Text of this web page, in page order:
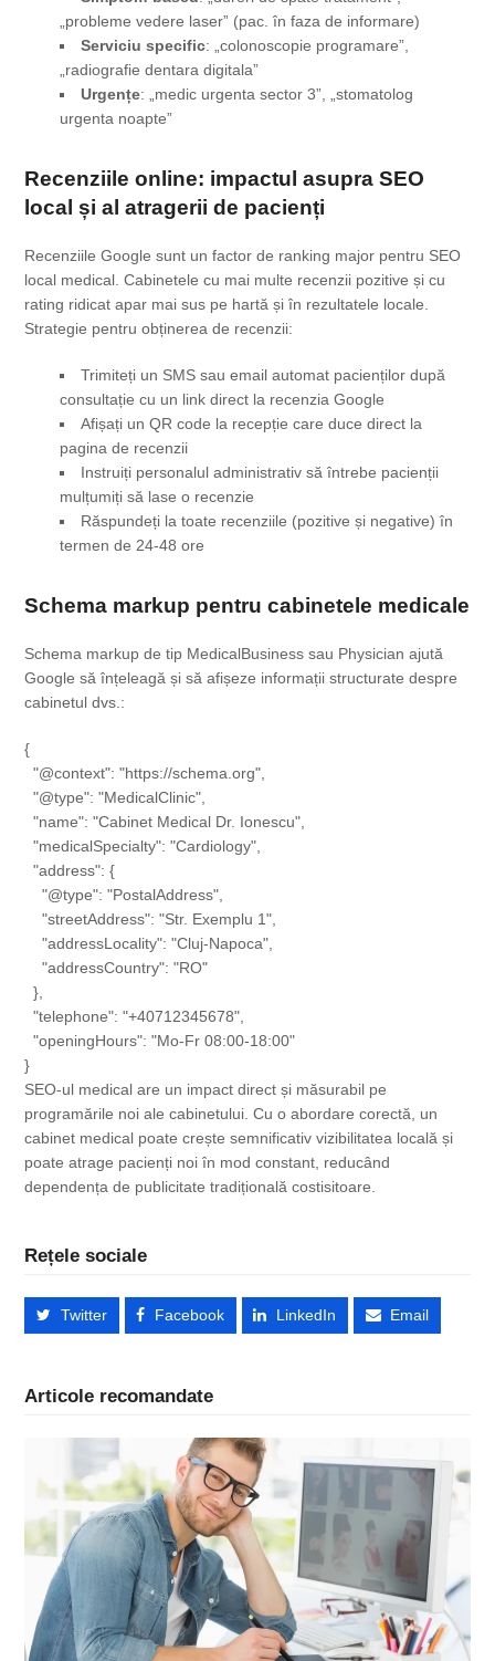
„probleme vedere laser” (pac. în faza de informare)
Serviciu specific: „colonoscopie programare”,
„radiografie dentara digitala”
Urgențe: „medic urgenta sector 3”, „stomatolog
urgenta noapte”
Recenziile online: impactul asupra SEO
local și al atragerii de pacienți
Recenziile Google sunt un factor de ranking major pentru SEO
local medical. Cabinetele cu mai multe recenzii pozitive și cu
rating ridicat apar mai sus pe hartă și în rezultatele locale.
Strategie pentru obținerea de recenzii:
Trimiteți un SMS sau email automat pacienților după
consultație cu un link direct la recenzia Google
Afișați un QR code la recepție care duce direct la
pagina de recenzii
Instruiți personalul administrativ să întrebe pacienții
mulțumiți să lase o recenzie
Răspundeți la toate recenziile (pozitive și negative) în
termen de 24-48 ore
Schema markup pentru cabinetele medicale
Schema markup de tip MedicalBusiness sau Physician ajută
Google să înțeleagă și să afișeze informații structurate despre
cabinetul dvs.:
{
  "@context": "https://schema.org",
  "@type": "MedicalClinic",
  "name": "Cabinet Medical Dr. Ionescu",
  "medicalSpecialty": "Cardiology",
  "address": {
    "@type": "PostalAddress",
    "streetAddress": "Str. Exemplu 1",
    "addressLocality": "Cluj-Napoca",
    "addressCountry": "RO"
  },
  "telephone": "+40712345678",
  "openingHours": "Mo-Fr 08:00-18:00"
}
SEO-ul medical are un impact direct și măsurabil pe
programările noi ale cabinetului. Cu o abordare corectă, un
cabinet medical poate crește semnificativ vizibilitatea locală și
poate atrage pacienți noi în mod constant, reducând
dependența de publicitate tradițională costisitoare.
Rețele sociale
Twitter Facebook LinkedIn Email
Articole recomandate